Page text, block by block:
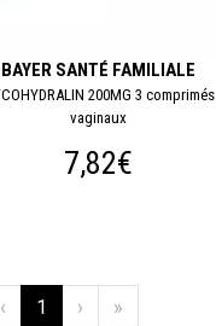
BAYER SANTÉ FAMILIALE
200MG 3 comprimés
vaginaux
7,82€
‹ 1 › »